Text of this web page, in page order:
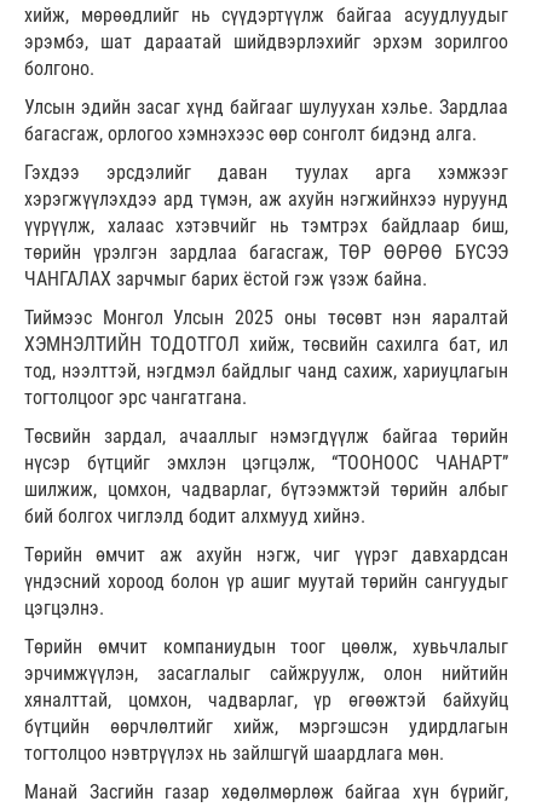
хийж, мөрөөдлийг нь сүүдэртүүлж байгаа асуудлуудыг
эрэмбэ, шат дараатай шийдвэрлэхийг эрхэм зорилгоо
болгоно.
Улсын эдийн засаг хүнд байгааг шулуухан хэлье. Зардлаа
багасгаж, орлогоо хэмнэхээс өөр сонголт бидэнд алга.
Гэхдээ эрсдэлийг даван туулах арга хэмжээг
хэрэгжүүлэхдээ ард түмэн, аж ахуйн нэгжийнхээ нуруунд
үүрүүлж, халаас хэтэвчийг нь тэмтрэх байдлаар биш,
төрийн үрэлгэн зардлаа багасгаж, ТӨР ӨӨРӨӨ БҮСЭЭ
ЧАНГАЛАХ зарчмыг барих ёстой гэж үзэж байна.
Тиймээс Монгол Улсын 2025 оны төсөвт нэн яаралтай
ХЭМНЭЛТИЙН ТОДОТГОЛ хийж, төсвийн сахилга бат, ил
тод, нээлттэй, нэгдмэл байдлыг чанд сахиж, хариуцлагын
тогтолцоог эрс чангатгана.
Төсвийн зардал, ачааллыг нэмэгдүүлж байгаа төрийн
нүсэр бүтцийг эмхлэн цэгцэлж, “ТООНООС ЧАНАРТ”
шилжиж, цомхон, чадварлаг, бүтээмжтэй төрийн албыг
бий болгох чиглэлд бодит алхмууд хийнэ.
Төрийн өмчит аж ахуйн нэгж, чиг үүрэг давхардсан
үндэсний хороод болон үр ашиг муутай төрийн сангуудыг
цэгцэлнэ.
Төрийн өмчит компаниудын тоог цөөлж, хувьчлалыг
эрчимжүүлэн, засаглалыг сайжруулж, олон нийтийн
хяналттай, цомхон, чадварлаг, үр өгөөжтэй байхуйц
бүтцийн өөрчлөлтийг хийж, мэргэшсэн удирдлагын
тогтолцоо нэвтрүүлэх нь зайлшгүй шаардлага мөн.
Манай Засгийн газар хөдөлмөрлөж байгаа хүн бүрийг,